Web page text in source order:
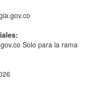
Solo para la rama